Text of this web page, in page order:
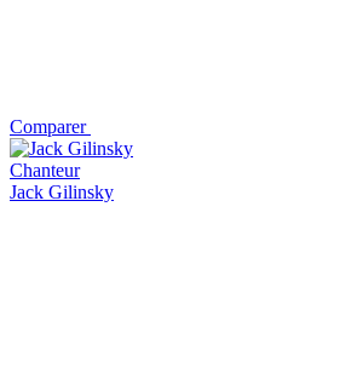
Comparer
Chanteur
Jack Gilinsky